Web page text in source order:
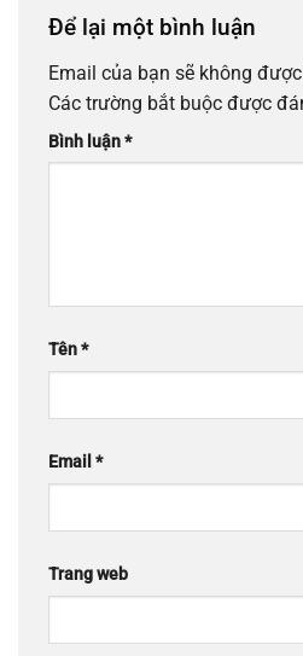
Để lại một bình luận
Email của bạn sẽ không
Các trường bắt buộc được
Bình luận*
Tên*
Email *
Trang web